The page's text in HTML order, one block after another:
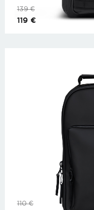
139€
119 €
110€